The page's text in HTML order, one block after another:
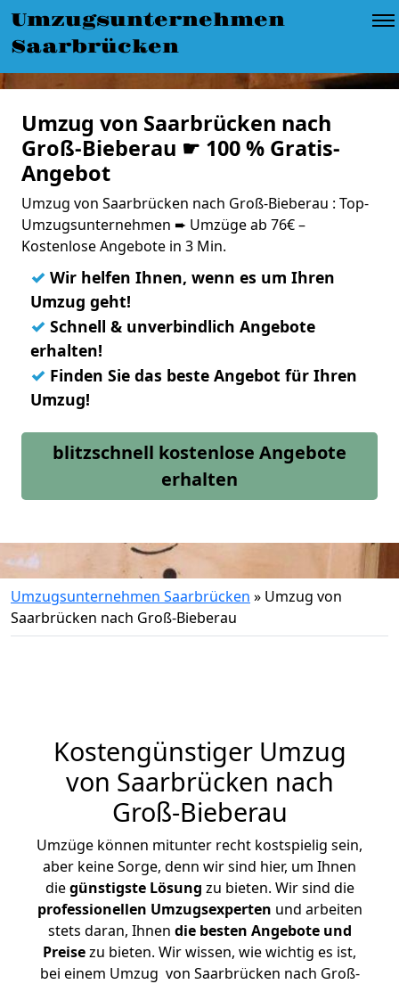
Umzugsunternehmen
Saarbrücken
Umzug von Saarbrücken nach
Groß-Bieberau ☛ 100 % Gratis-
Angebot
Umzug von Saarbrücken nach Groß-Bieberau : Top-
Umzugsunternehmen ➨ Umzüge ab 76€ –
Kostenlose Angebote in 3 Min.
✓ Wir helfen Ihnen, wenn es um Ihren
Umzug geht!
✓ Schnell & unverbindlich Angebote
erhalten!
✓ Finden Sie das beste Angebot für Ihren
Umzug!
blitzschnell kostenlose Angebote
erhalten
Umzugsunternehmen Saarbrücken » Umzug von
Saarbrücken nach Groß-Bieberau
Kostengünstiger Umzug
von Saarbrücken nach
Groß-Bieberau
Umzüge können mitunter recht kostspielig sein,
aber keine Sorge, denn wir sind hier, um Ihnen
diegünstigste Lösung zu bieten. Wir sind die
professionellen Umzugsexperten und arbeiten
stets daran, Ihnen die besten Angebote und
Preisezu bieten. Wir wissen, wie wichtig es ist,
bei einem Umzug von Saarbrücken nach Groß-